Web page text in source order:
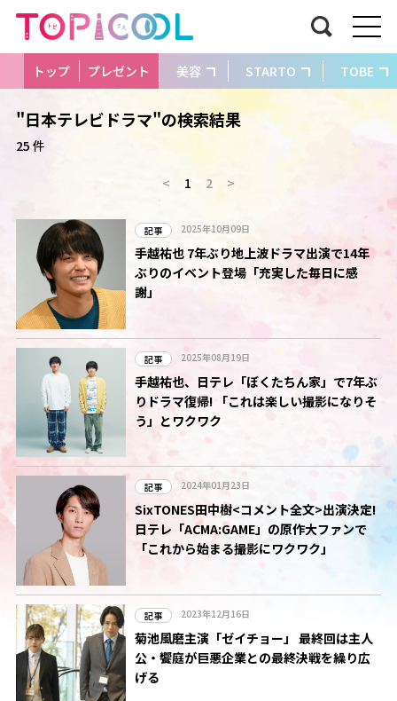
トップ プレゼント 美容 STARTO TOBE
"日本テレビドラマ"の検索結果
25 件
< 1 2 >
記事 2025年10月09日
手越祐也 7年ぶり地上波ドラマ出演で14年
ぶりのイベント登場「充実した毎日に感
謝」
記事 2025年08月19日
手越祐也、日テレ「ぼくたちん家」で7年ぶ
りドラマ復帰! 「これは楽しい撮影になりそ
う」とワクワク
記事 2024年01月23日
SixTONES田中樹<コメント全文>出演決定!
日テレ「ACMA:GAME」の原作大ファンで
「これから始まる撮影にワクワク」
記事 2023年12月16日
菊池風磨主演「ゼイチョー」 最終回は主人
公・饗庭が巨悪企業との最終決戦を繰り広
げる